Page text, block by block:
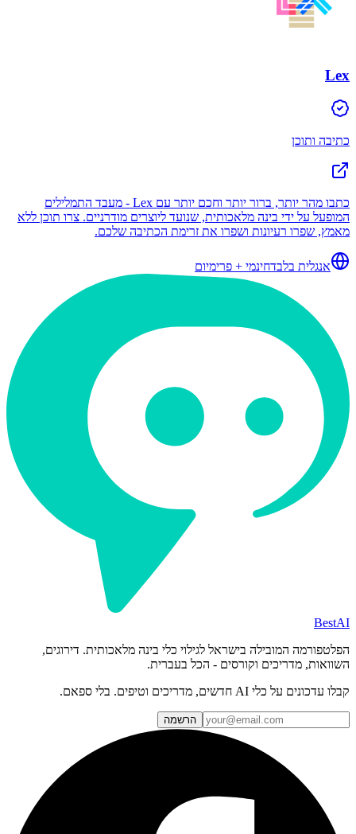
Lex
כתיבה ותוכן
כתבו מהר יותר, ברור יותר וחכם יותר עם Lex - מעבד התמלילים
המופעל על ידי בינה מלאכותית, שנועד ליוצרים מודרניים. צרו תוכן ללא
מאמץ, שפרו רעיונות ושפרו את זרימת הכתיבה שלכם.
אנגלית בלבדחינמי + פרימיום
BestAI
הפלטפורמה המובילה בישראל לגילוי כלי בינה מלאכותית. דירוגים,
השוואות, מדריכים וקורסים - הכל בעברית.
קבלו עדכונים על כלי AI חדשים, מדריכים וטיפים. בלי ספאם.
הרשמה